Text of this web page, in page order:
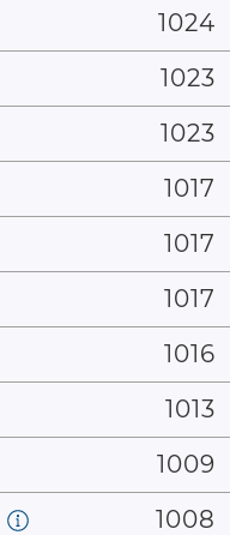
1024
1023
1023
1017
1017
1017
1016
1013
1009
1008